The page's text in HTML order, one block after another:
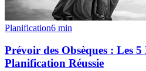
Planification6 min
Prévoir des Obsèques : Les
Planification Réussie